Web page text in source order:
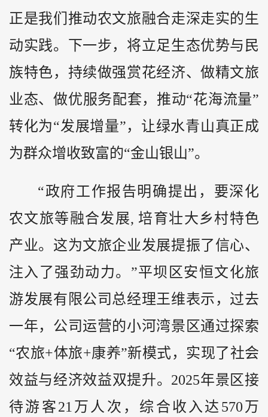
正是我们推动农文旅融合走深走实的生
动实践。下一步，将立足生态优势与民
族特色，持续做强赏花经济、做精文旅
业态、做优服务配套，推动“花海流量”
转化为“发展增量”，让绿水青山真正成
为群众增收致富的“金山银山”。
“政府工作报告明确提出，要深化
农文旅等融合发展, 培育壮大乡村特色
产业。这为文旅企业发展提振了信心、
注入了强劲动力。”平坝区安恒文化旅
游发展有限公司总经理王维表示，过去
一年，公司运营的小河湾景区通过探索
“农旅+体旅+康养”新模式，实现了社会
效益与经济效益双提升。2025年景区接
待游客21万人次，综合收入达570万